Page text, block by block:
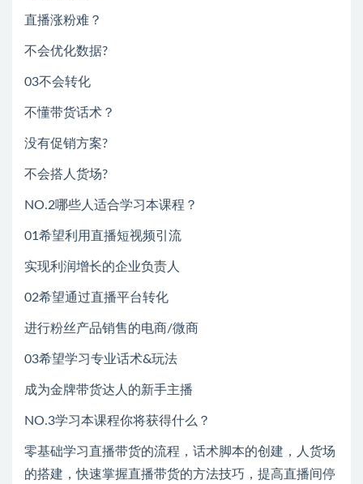
直播涨粉难？
不会优化数据?
03不会转化
不懂带货话术？
没有促销方案?
不会搭人货场?
NO.2哪些人适合学习本课程？
01希望利用直播短视频引流
实现利润增长的企业负责人
02希望通过直播平台转化
进行粉丝产品销售的电商/微商
03希望学习专业话术&玩法
成为金牌带货达人的新手主播
NO.3学习本课程你将获得什么？
零基础学习直播带货的流程，话术脚本的创建，人货场
的搭建，快速掌握直播带货的方法技巧，提高直播间停